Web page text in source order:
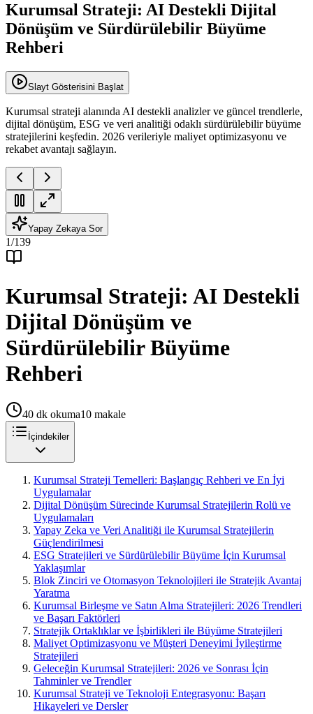
Kurumsal Strateji: AI Destekli Dijital
Dönüşüm ve Sürdürülebilir Büyüme
Rehberi
Slayt Gösterisini Başlat
Kurumsal strateji alanında AI destekli analizler ve güncel trendlerle,
dijital dönüşüm, ESG ve veri analitiği odaklı sürdürülebilir büyüme
stratejilerini keşfedin. 2026 verileriyle maliyet optimizasyonu ve
rekabet avantajı sağlayın.
Yapay Zekaya Sor
1/139
Kurumsal Strateji: AI Destekli
Dijital Dönüşüm ve
Sürdürülebilir Büyüme
Rehberi
40 dk okuma10 makale
İçindekiler
Kurumsal Strateji Temelleri: Başlangıç Rehberi ve En İyi
Uygulamalar
Dijital Dönüşüm Sürecinde Kurumsal Stratejilerin Rolü ve
Uygulamaları
Yapay Zeka ve Veri Analitiği ile Kurumsal Stratejilerin
Güçlendirilmesi
ESG Stratejileri ve Sürdürülebilir Büyüme İçin Kurumsal
Yaklaşımlar
Blok Zinciri ve Otomasyon Teknolojileri ile Stratejik Avantaj
Yaratma
Kurumsal Birleşme ve Satın Alma Stratejileri: 2026 Trendleri
ve Başarı Faktörleri
Stratejik Ortaklıklar ve İşbirlikleri ile Büyüme Stratejileri
Maliyet Optimizasyonu ve Müşteri Deneyimi İyileştirme
Stratejileri
Geleceğin Kurumsal Stratejileri: 2026 ve Sonrası İçin
Tahminler ve Trendler
Kurumsal Strateji ve Teknoloji Entegrasyonu: Başarı
Hikayeleri ve Dersler